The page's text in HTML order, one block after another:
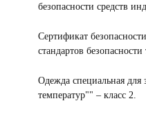
безопасности средств
Сертификат
стандартов безопасности
Одежда специальная
температур"" – класс 2.